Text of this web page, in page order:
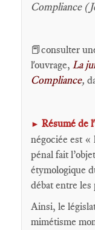
Compliance
📕consulter
l'ouvrage, La
Compliance,
► Résumé de
négociée est «
pénal fait
étymologique
débat entre
Ainsi, le
mimétisme